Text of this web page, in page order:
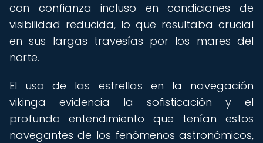
con confianza incluso en condiciones de
visibilidad reducida, lo que resultaba crucial
en sus largas travesías por los mares del
norte.
El uso de las estrellas en la navegación
vikinga evidencia la sofisticación y el
profundo entendimiento que tenían estos
navegantes de los fenómenos astronómicos,